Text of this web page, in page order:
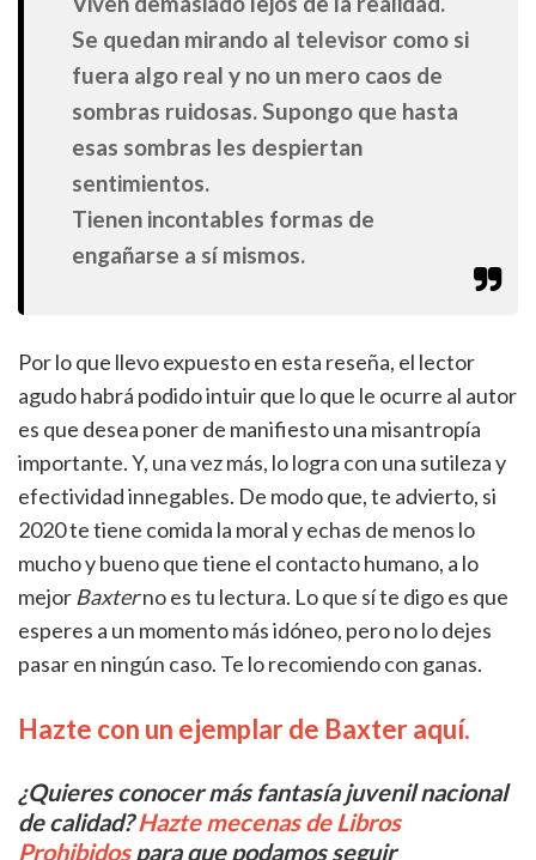
Se quedan mirando al televisor como si
fuera algo real y no un mero caos de
sombras ruidosas. Supongo que hasta
esas sombras les despiertan
sentimientos.
Tienen incontables formas de
engañarse a sí mismos.
Por lo que llevo expuesto en esta reseña, el lector
agudo habrá podido intuir que lo que le ocurre al autor
es que desea poner de manifiesto una misantropía
importante. Y, una vez más, lo logra con una sutileza y
efectividad innegables. De modo que, te advierto, si
2020 te tiene comida la moral y echas de menos lo
mucho y bueno que tiene el contacto humano, a lo
mejor Baxterno es tu lectura. Lo que sí te digo es que
esperes a un momento más idóneo, pero no lo dejes
pasar en ningún caso. Te lo recomiendo con ganas.
Hazte con un ejemplar de Baxteraquí.
¿Quieres conocer más fantasía juvenil nacional
de calidad?Hazte mecenas de Libros
Prohibidospara que podamos seguir